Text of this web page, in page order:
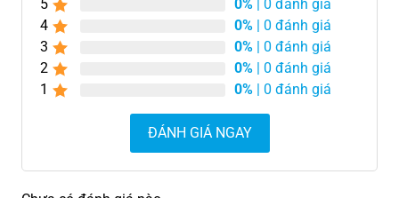
5 0% | 0 đánh giá
4
0% | 0 đánh giá
3
0% | 0 đánh giá
2
0% | 0 đánh giá
1
0% | 0 đánh giá
ĐÁNH GIÁ NGAY